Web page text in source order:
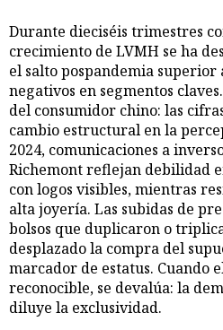
Durante dieciséis trimestres
crecimiento de LVMH se ha
el salto pospandemia superior
negativos en segmentos
del consumidor chino: las
cambio estructural en la
2024, comunicaciones a
Richemont reflejan debilidad
con logos visibles, mientras
alta joyería. Las subidas de
bolsos que duplicaron o
desplazado la compra del
marcador de estatus. Cuando
reconocible, se devalúa: la
diluye la exclusividad.